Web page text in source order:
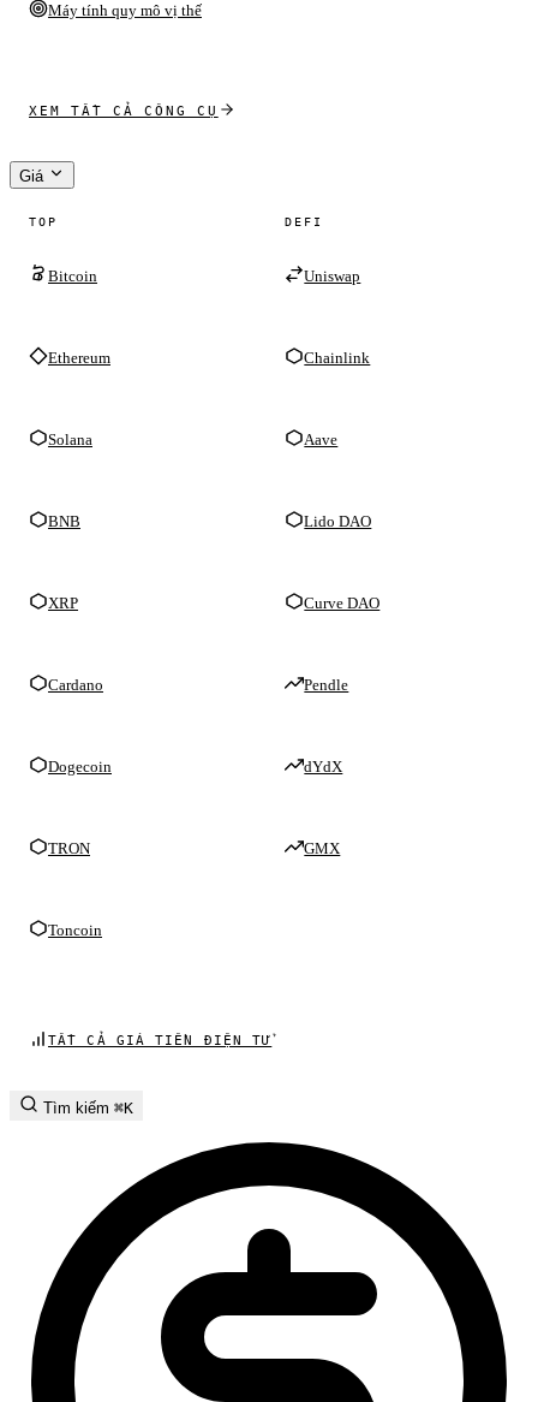
Máy tính quy mô vị thế
XEM TẤT CẢ CÔNG CỤ
Giá
TOP
Bitcoin
Ethereum
Solana
BNB
XRP
Cardano
Dogecoin
TRON
Toncoin
DEFI
Uniswap
Chainlink
Aave
Lido DAO
Curve DAO
Pendle
dYdX
GMX
TẤT CẢ GIÁ TIỀN ĐIỆN TỬ
Tìm kiếm ⌘K